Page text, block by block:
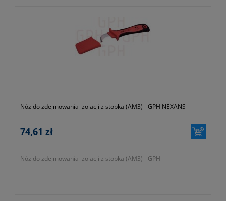
Nóż do zdejmowania izolacji z stopką (AM3) - GPH NEXANS
74,61 zł
Nóż do zdejmowania izolacji z stopką (AM3) - GPH